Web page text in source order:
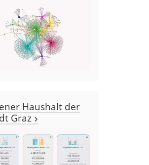
Haushalt der
Graz